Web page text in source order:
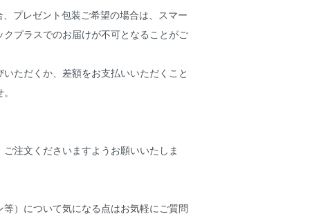
プレゼント包装ご希望の場合は、スマー
プラスでのお届けが不可となることがご
ただくか、差額をお支払いいただくこと
注文くださいますようお願いいたしま
）について気になる点はお気軽にご質問